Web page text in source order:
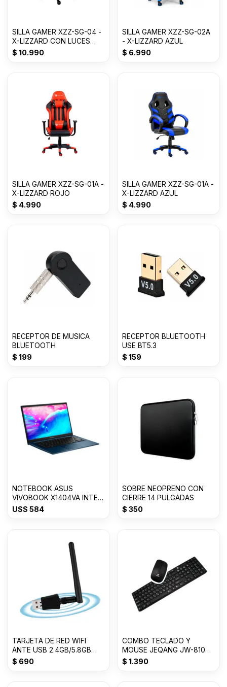
SILLA GAMER XZZ-SG-04 -
X-LIZZARD CON LUCES
RBG
$ 10.990
SILLA GAMER XZZ-SG-02A
- X-LIZZARD AZUL
$ 6.990
SILLA GAMER XZZ-SG-01A -
X-LIZZARD ROJO
$ 4.990
SILLA GAMER XZZ-SG-01A -
X-LIZZARD AZUL
$ 4.990
RECEPTOR DE MUSICA
BLUETOOTH
$ 199
RECEPTOR BLUETOOTH
USE BT5.3
$ 159
NOTEBOOK ASUS
VIVOBOOK X1404VA INTEL
CORE i3 8GB/128GB SSD
U$S 584
SOBRE NEOPRENO CON
CIERRE 14 PULGADAS
$ 350
TARJETA DE RED WIFI
ANTE USB 2.4GB/5.8GB
600M
$ 690
COMBO TECLADO Y
MOUSE JEQANG JW-8100
2.4G 10M USB GTB-14081-
$ 1.390